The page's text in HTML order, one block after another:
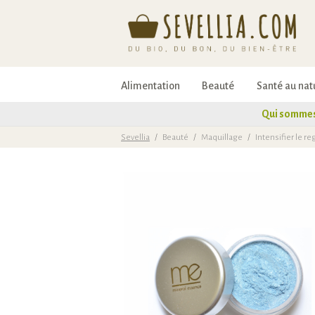
Alimentation Beauté Santé au
Qui
Sevellia / Beauté / Maquillage / Intensifier le